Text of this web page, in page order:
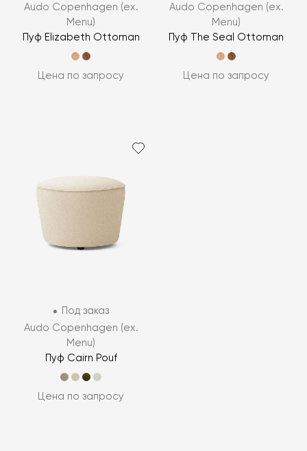
Audo Copenhagen (ex.
Menu)
Пуф Elizabeth Ottoman
Цена по запросу
Audo Copenhagen (ex.
Menu)
Пуф The Seal Ottoman
Цена по запросу
Под заказ
Audo Copenhagen (ex.
Menu)
Пуф Cairn Pouf
Цена по запросу